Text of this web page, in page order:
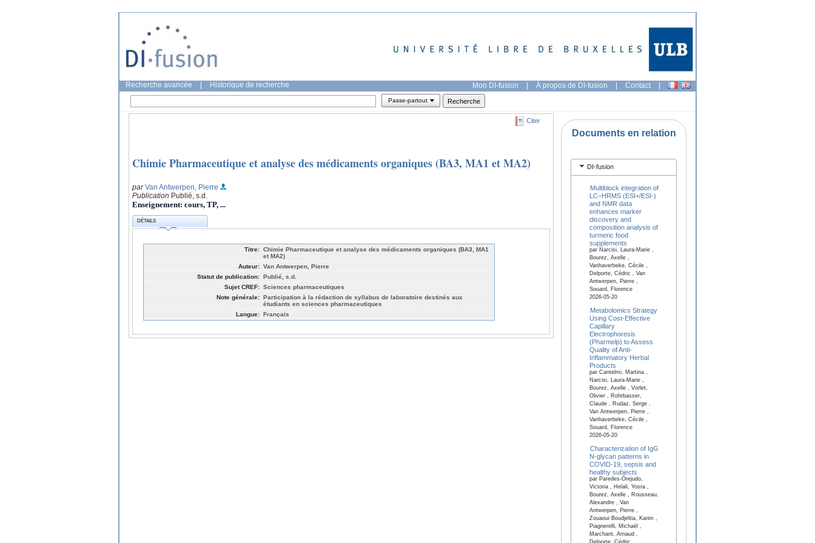
Recherche avancée Historique de recherche Mon DI-fusion | À propos de DI-fusion | Contact |
Passe-partout
Citer
Chimie Pharmaceutique et analyse des médicaments organiques (BA3, MA1 et MA2)
parVan Antwerpen, Pierre
Publication Publié, s.d.
Enseignement: cours, TP, ...
DÉTAILS
Titre: Chimie Pharmaceutique et analyse des médicaments organiques (BA3, MA1
et MA2)
Auteur: Van Antwerpen, Pierre
Statut de publication: Publié, s.d.
Sujet CREF: Sciences pharmaceutiques
Note générale: Participation à la rédaction de syllabus de laboratoire destinés aux
étudiants en sciences pharmaceutiques
Langue: Français
Documents en relation
DI-fusion
Multiblock integration of
LC–HRMS (ESI+/ESI-)
and NMR data
enhances marker
discovery and
composition analysis of
turmeric food
supplements
par Narcisi, Laura-Marie ,
Bourez, Axelle ,
Vanhaverbeke, Cécile ,
Delporte, Cédric , Van
Antwerpen, Pierre ,
Souard, Florence
2026-05-20
Metabolomics Strategy
Using Cost-Effective
Capillary
Electrophoresis
(Pharmelp) to Assess
Quality of Anti-
Inflammatory Herbal
Products
par Cantelmi, Martina ,
Narcisi, Laura-Marie ,
Bourez, Axelle , Vorlet,
Olivier , Rohrbasser,
Claude , Rudaz, Serge ,
Van Antwerpen, Pierre ,
Vanhaverbeke, Cécile ,
Souard, Florence
2026-05-20
Characterization of IgG
N-glycan patterns in
COVID-19, sepsis and
healthy subjects
par Paredes-Orejudo,
Victoria , Helali, Yosra ,
Bourez, Axelle , Rousseau,
Alexandre , Van
Antwerpen, Pierre ,
Zouaoui Boudjeltia, Karim ,
Piagnerelli, Michaël ,
Marchant, Arnaud ,